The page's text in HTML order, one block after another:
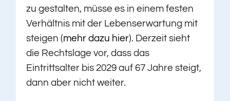
zu gestalten, müsse es in einem festen
Verhältnis mit der Lebenserwartung mit
steigen (mehr dazu hier). Derzeit sieht
die Rechtslage vor, dass das
Eintrittsalter bis 2029 auf 67 Jahre steigt,
dann aber nicht weiter.